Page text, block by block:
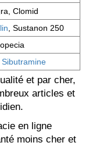
Clomid
, Sustanon 250
Sibutramine
et par cher,
articles et
en ligne
moins cher et